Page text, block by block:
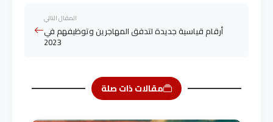
المقال التالي
أرقام قياسية جديدة لتدفق المهاجرين وتوظيفهم في
2023
مقالات ذات صلة